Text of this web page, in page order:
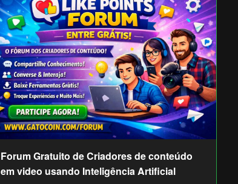
Forum Gratuito de Criadores de conteúdo
em video usando Inteligência Artificial